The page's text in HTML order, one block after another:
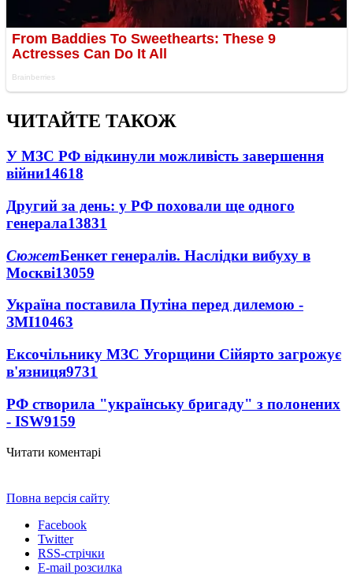
ЧИТАЙТЕ ТАКОЖ
У МЗС РФ відкинули можливість завершення
війни14618
Другий за день: у РФ поховали ще одного
генерала13831
СюжетБенкет генералів. Наслідки вибуху в
Москві13059
Україна поставила Путіна перед дилемою -
ЗМІ10463
Ексочільнику МЗС Угорщини Сійярто загрожує
в'язниця9731
РФ створила "українську бригаду" з полонених
- ISW9159
Читати коментарі
Повна версія сайту
Facebook
Twitter
RSS-стрічки
E-mail розсилка